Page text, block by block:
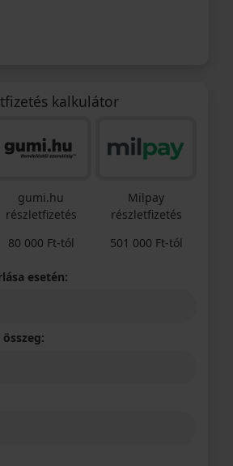
kalkulátor
gumi.hu
részletfizetés
80 000 Ft-tól
Milpay
részletfizetés
501 000 Ft-tól
esetén: